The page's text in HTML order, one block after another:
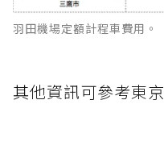
羽田機場定額計程車費用。
其他資訊可參考東京